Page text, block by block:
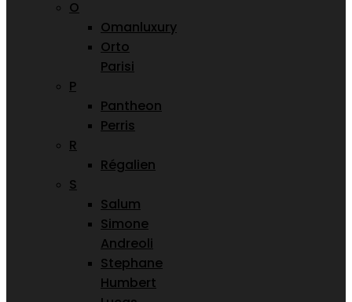
O
Omanluxury
Orto
Parisi
P
Pantheon
Perris
R
Régalien
S
Salum
Simone
Andreoli
Stephane
Humbert